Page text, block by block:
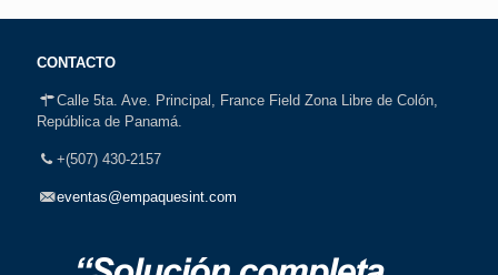
CONTACTO
Calle 5ta. Ave. Principal, France Field Zona Libre de Colón,
República de Panamá.
+(507) 430-2157
eventas@empaquesint.com